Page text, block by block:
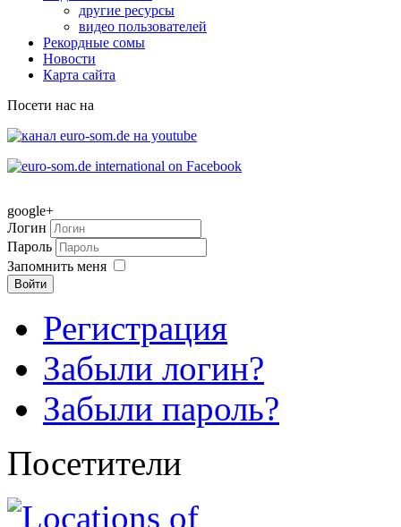
другие ресурсы
видео пользователей
Рекордные сомы
Новости
Карта сайта
Посети нас на
google+
Логин
Пароль
Запомнить меня
Войти
Регистрация
Забыли логин?
Забыли пароль?
Посетители